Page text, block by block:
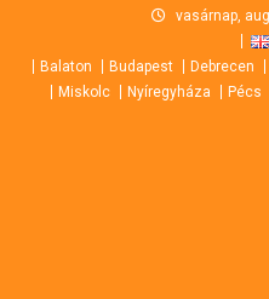
content
vasárnap,
Balaton Budapest Debrecen
Miskolc
Nyíregyháza Pécs